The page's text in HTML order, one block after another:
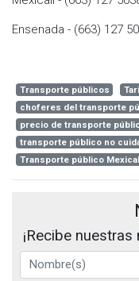
Ensenada - (663) 127
Transporte públicos
choferes del transporte
precio de transporte
transporte público no
Transporte público
¡Recibe